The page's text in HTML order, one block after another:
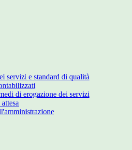
servizi e standard di qualità
di erogazione dei servizi